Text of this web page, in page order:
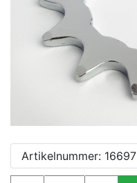
Artikelnummer: 16697